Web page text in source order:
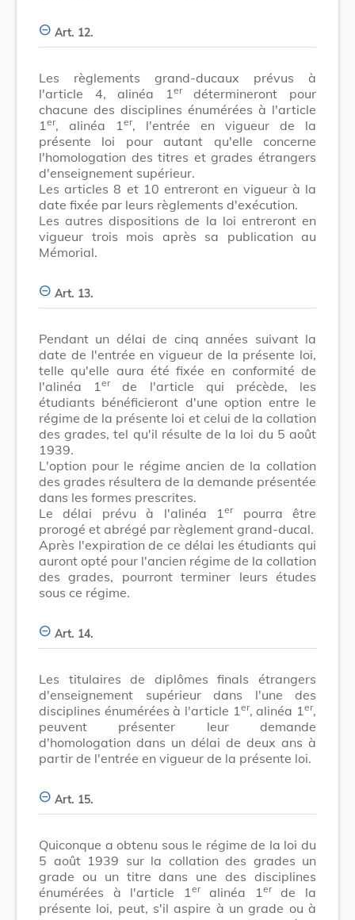
Art. 12.
Les règlements grand-ducaux prévus à
l'article 4, alinéa 1 erdétermineront pour
chacune des disciplines énumérées à l'article
1 er, alinéa 1 er, l'entrée en vigueur de la
présente loi pour autant qu'elle concerne
l'homologation des titres et grades étrangers
d'enseignement supérieur.
Les articles 8 et 10 entreront en vigueur à la
date fixée par leurs règlements d'exécution.
Les autres dispositions de la loi entreront en
vigueur trois mois après sa publication au
Mémorial.
Art. 13.
Pendant un délai de cinq années suivant la
date de l'entrée en vigueur de la présente loi,
telle qu'elle aura été fixée en conformité de
l'alinéa 1erde l'article qui précède, les
étudiants bénéficieront d'une option entre le
régime de la présente loi et celui de la collation
des grades, tel qu'il résulte de la loi du 5 août
1939.
L'option pour le régime ancien de la collation
des grades résultera de la demande présentée
dans les formes prescrites.
Le délai prévu à l'alinéa 1erpourra être
prorogé et abrégé par règlement grand-ducal.
Après l'expiration de ce délai les étudiants qui
auront opté pour l'ancien régime de la collation
des grades, pourront terminer leurs études
sous ce régime.
Art. 14.
Les titulaires de diplômes finals étrangers
d'enseignement supérieur dans l'une des
disciplines énumérées à l'article 1 er, alinéa 1er,
peuvent présenter leur demande
d'homologation dans un délai de deux ans à
partir de l'entrée en vigueur de la présente loi.
Art. 15.
Quiconque a obtenu sous le régime de la loi du
5 août 1939 sur la collation des grades un
grade ou un titre dans une des disciplines
énumérées à l'article 1 eralinéa 1 erde la
présente loi, peut, s'il aspire à un grade ou à